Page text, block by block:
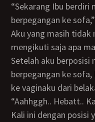
“Sekarang Ibu berdiri menghadap sofa, lalu
berpegangan ke
Aku yang masih tidak mengerti apa maksudnya
mengikuti saja apa
Setelah aku berposisi menungging sambil
berpegangan ke
ke vaginaku dari
“Aahhggh.. Hebatt..
Kali ini dengan posisi yang belakangan aku ketahui